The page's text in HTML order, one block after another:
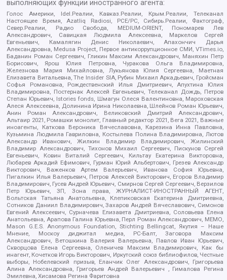
выполняющих функции иностранного агента:
Голос Америки, Idel.Реалии, Кавказ.Реалии, Крым.Реалии, Телеканал
Настоящее Время, Azatliq Radiosi, PCE/PC, Сибирь.Реалии, Фактограф,
Север.Реалии, Радио Свобода, MEDIUM-ORIENT, Пономарев Лев
Александрович, Савицкая Людмила Алексеевна, Маркелов Сергей
Евгеньевич, Камалягин Денис Николаевич, Апахончич Дарья
Александровна, Medusa Project, Первое антикоррупционное СМИ, VTimes.io,
Баданин Роман Сергеевич, Гликин Максим Александрович, Маняхин Петр
Борисович, Ярош Юлия Петровна, Чуракова Ольга Владимировна,
Железнова Мария Михайловна, Лукьянова Юлия Сергеевна, Маетная
Елизавета Витальевна, The Insider SIA, Рубин Михаил Аркадьевич, Гройсман
Софья Романовна, Рождественский Илья Дмитриевич, Апухтина Юлия
Владимировна, Постернак Алексей Евгеньевич, Телеканал Дождь, Петров
Степан Юрьевич, Istories fonds, Шмагун Олеся Валентиновна, Мароховская
Алеся Алексеевна, Долинина Ирина Николаевна, Шлейнов Роман Юрьевич,
Анин Роман Александрович, Великовский Дмитрий Александрович,
Альтаир 2021, Ромашки монолит, Главный редактор 2021, Вега 2021, Важные
иноагенты, Каткова Вероника Вячеславовна, Карезина Инна Павловна,
Кузьмина Людмила Гавриловна, Костылева Полина Владимировна, Лютов
Александр Иванович, Жилкин Владимир Владимирович, Жилинский
Владимир Александрович, Тихонов Михаил Сергеевич, Пискунов Сергей
Евгеньевич, Ковин Виталий Сергеевич, Кильтау Екатерина Викторовна,
Любарев Аркадий Ефимович, Гурман Юрий Альбертович, Грезев Александр
Викторович, Важенков Артем Валерьевич, Иванова София Юрьевна,
Пигалкин Илья Валерьевич, Петров Алексей Викторович, Егоров Владимир
Владимирович, Гусев Андрей Юрьевич, Смирнов Сергей Сергеевич, Верзилов
Петр Юрьевич, ЗП, Зона права, ЖУРНАЛИСТ-ИНОСТРАННЫЙ АГЕНТ,
Вольтская Татьяна Анатольевна, Клепиковская Екатерина Дмитриевна,
Сотников Даниил Владимирович, Захаров Андрей Вячеславович, Симонов
Евгений Алексеевич, Сурначева Елизавета Дмитриевна, Соловьева Елена
Анатольевна, Арапова Галина Юрьевна, Перл Роман Александрович, МЕМО,
Mason G.E.S. Anonymous Foundation, Stichting Bellingcat, Якутия – Наше
Мнение, Москоу диджитал медиа, РС-Балт, Заговора Максим
Александрович, Ветошкина Валерия Валерьевна, Павлов Иван Юрьевич,
Скворцова Елена Сергеевна, Оленичев Максим Владимирович, Как бы
инагент, Кочетков Игорь Викторович, Иркутский союз библиофилов, Честные
выборы, Нобелевский призыв, Еланчик Олег Александрович, Григорьева
Алина Александровна, Григорьев Андрей Валерьевич , Гималова Регина
Эмилевна, Хисамова Регина Фаритовна